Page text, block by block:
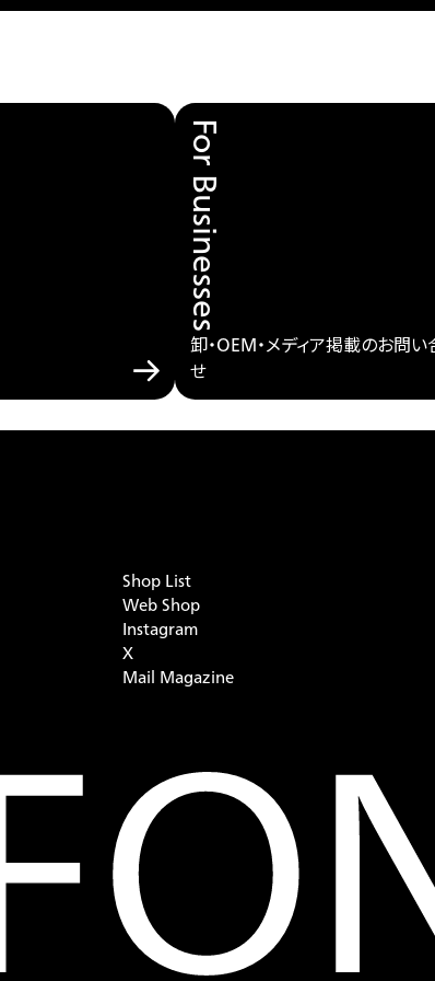
For Businesses
卸・OEM・メディア掲載のお問
せ
Shop List
Web Shop
Instagram
X
Mail Magazine